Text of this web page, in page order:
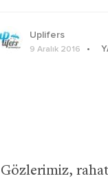
Uplifers
9 Aralık 2016
Gözlerimiz,